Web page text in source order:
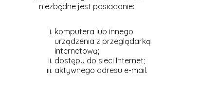
niezbędne jest posiadanie:
komputera lub innego
urządzenia z przeglądarką
internetową;
dostępu do sieci Internet;
aktywnego adresu e-mail.